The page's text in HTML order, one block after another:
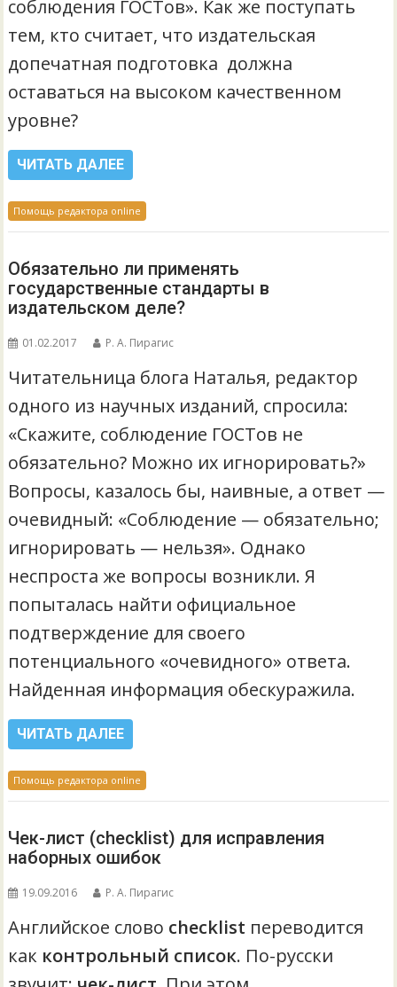
соблюдения ГОСТов». Как же поступать
тем, кто считает, что издательская
допечатная подготовка должна
оставаться на высоком качественном
уровне?
ЧИТАТЬ ДАЛЕЕ
Помощь редактора online
Обязательно ли применять
государственные стандарты в
издательском деле?
01.02.2017 Р. А. Пирагис
Читательница блога Наталья, редактор
одного из научных изданий, спросила:
«Скажите, соблюдение ГОСТов не
обязательно? Можно их игнорировать?»
Вопросы, казалось бы, наивные, а ответ —
очевидный: «Соблюдение — обязательно;
игнорировать — нельзя». Однако
неспроста же вопросы возникли. Я
попыталась найти официальное
подтверждение для своего
потенциального «очевидного» ответа.
Найденная информация обескуражила.
ЧИТАТЬ ДАЛЕЕ
Помощь редактора online
Чек-лист (checklist) для исправления
наборных ошибок
19.09.2016 Р. А. Пирагис
Английское слово checklist переводится
как контрольный список. По-русски